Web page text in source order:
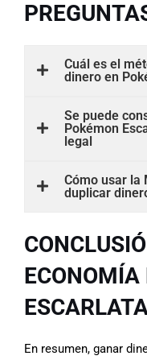
Cuál es el
dinero en
Se puede
Pokémon
legal
Cómo usar la
duplicar
ECONOMÍA
En resumen, ganar